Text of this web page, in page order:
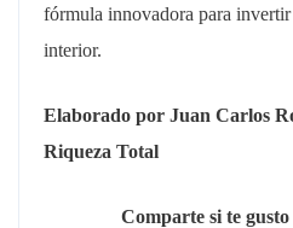
fórmula innovadora para
interior.
Elaborado por Juan Carlos
Riqueza Total
Comparte si te